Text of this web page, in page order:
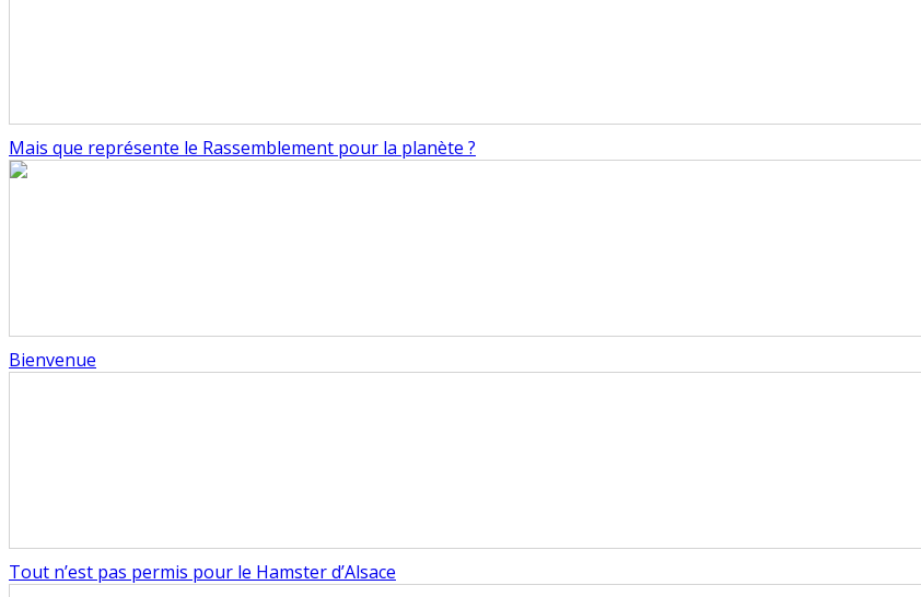
Mais que représente le Rassemblement pour la planète ?
Bienvenue
Tout n’est pas permis pour le Hamster d’Alsace